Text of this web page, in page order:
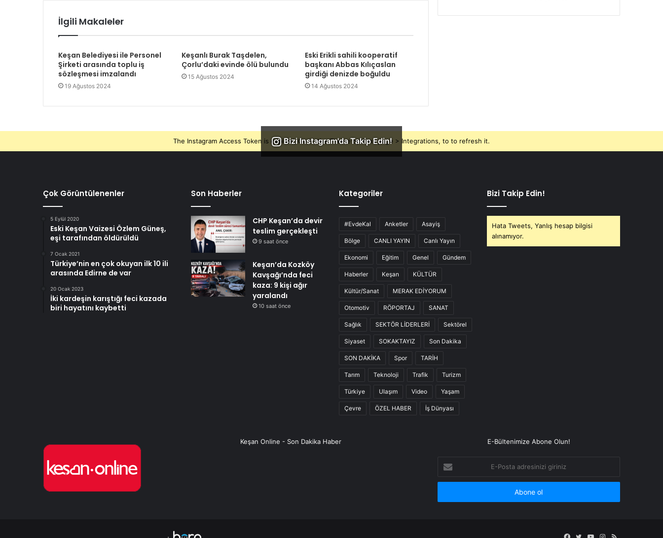
İlgili Makaleler
Keşan Belediyesi ile Personel
Şirketi arasında toplu iş
sözleşmesi imzalandı
19 Ağustos 2024
Keşanlı Burak Taşdelen,
Çorlu’daki evinde ölü bulundu
15 Ağustos 2024
Eski Erikli sahili kooperatif
başkanı Abbas Kılıçaslan
girdiği denizde boğuldu
14 Ağustos 2024
Bizi Instagram'da Takip Edin!
The Instagram Access Token is expired, Go to the Theme options page > Integrations, to to refresh it.
Çok Görüntülenenler
5 Eylül 2020
Eski Keşan Vaizesi Özlem Güneş,
eşi tarafından öldürüldü
7 Ocak 2021
Türkiye’nin en çok okuyan ilk 10 ili
arasında Edirne de var
20 Ocak 2023
İki kardeşin karıştığı feci kazada
biri hayatını kaybetti
Son Haberler
CHP Keşan’da devir
teslim gerçekleşti
9 saat önce
Keşan’da Kozköy
Kavşağı’nda feci
kaza: 9 kişi ağır
yaralandı
10 saat önce
Kategoriler
#EvdeKal Anketler Asayiş
Bölge CANLI YAYIN Canlı Yayın
Ekonomi Eğitim Genel Gündem
Haberler Keşan KÜLTÜR
Kültür/Sanat MERAK EDİYORUM
Otomotiv RÖPORTAJ SANAT
Sağlık SEKTÖR LİDERLERİ Sektörel
Siyaset SOKAKTAYIZ Son Dakika
SON DAKİKA Spor TARİH
Tarım Teknoloji Trafik Turizm
Türkiye Ulaşım Video Yaşam
Çevre ÖZEL HABER İş Dünyası
Bizi Takip Edin!
Hata Tweets, Yanlış hesap bilgisi
alınamıyor.
Keşan Online - Son Dakika Haber E-Bültenimize Abone Olun!
Posta
adresinizi